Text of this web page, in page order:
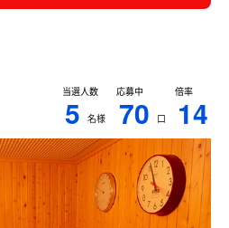
当選人数
5 名様
応募中
70 口
倍率
14